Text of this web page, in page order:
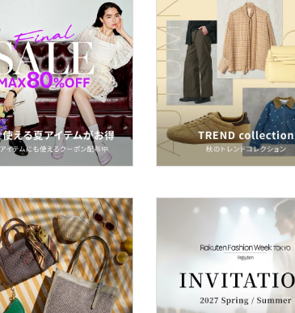
サリー
ウェア・ベビ
ォーマル
ムグッズ
ク
プ